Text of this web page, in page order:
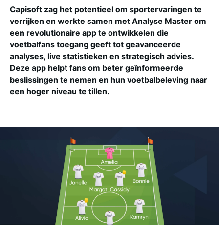
Capisoft zag het potentieel om sportervaringen te
verrijken en werkte samen met Analyse Master om
een revolutionaire app te ontwikkelen die
voetbalfans toegang geeft tot geavanceerde
analyses, live statistieken en strategisch advies.
Deze app helpt fans om beter geïnformeerde
beslissingen te nemen en hun voetbalbeleving naar
een hoger niveau te tillen.